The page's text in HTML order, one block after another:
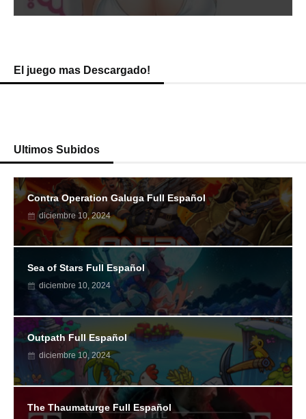
El juego mas Descargado!
Ultimos Subidos
Contra Operation Galuga Full Español
diciembre 10, 2024
Sea of Stars Full Español
diciembre 10, 2024
Outpath Full Español
diciembre 10, 2024
The Thaumaturge Full Español